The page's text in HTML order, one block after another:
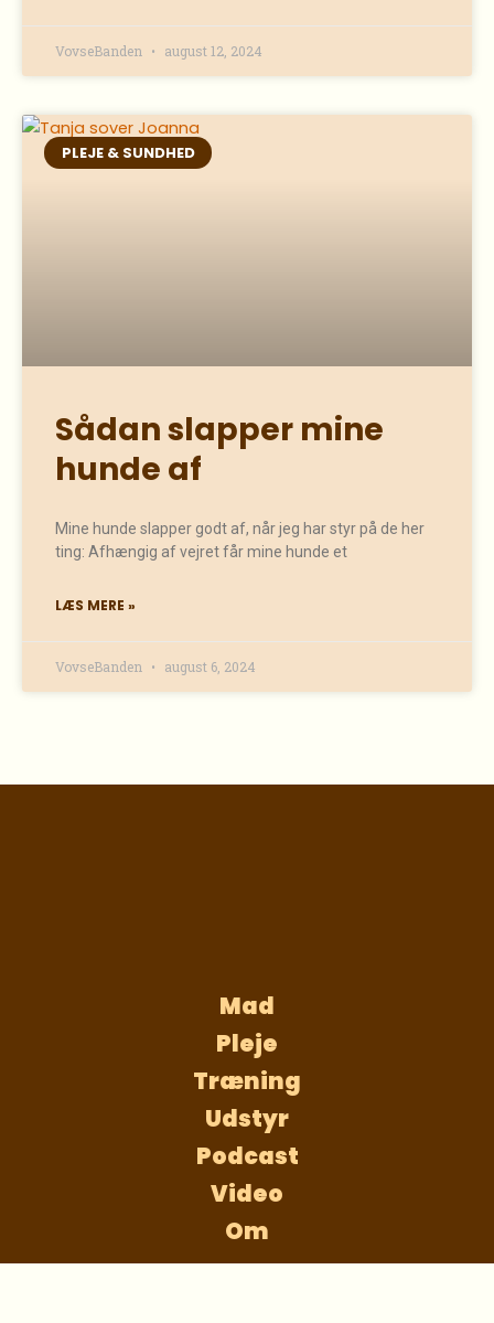
VovseBanden august 12, 2024
PLEJE & SUNDHED
Sådan slapper mine
hunde af
Mine hunde slapper godt af, når jeg har styr på de her
ting: Afhængig af vejret får mine hunde et
LÆS MERE »
VovseBanden august 6, 2024
Mad
Pleje
Træning
Udstyr
Podcast
Video
Om